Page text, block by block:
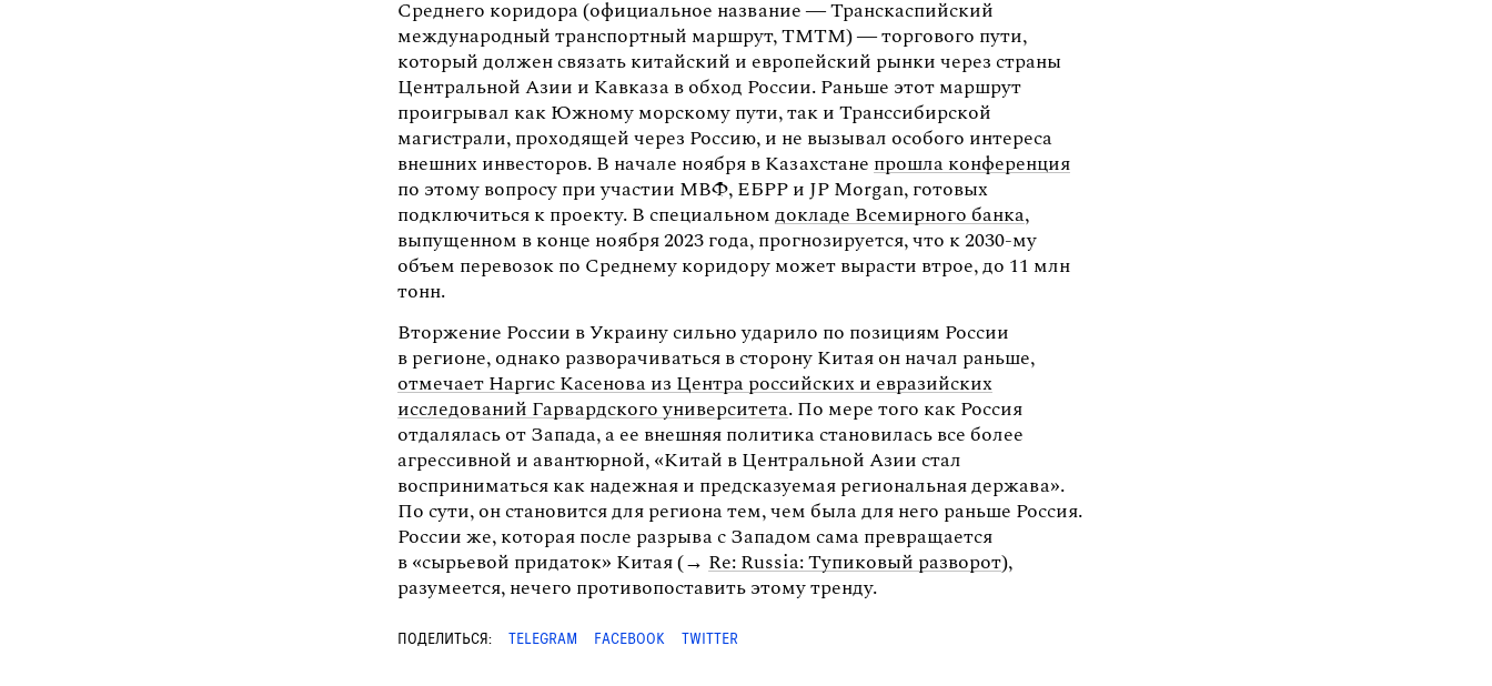
Среднего коридора (официальное название — Транскаспийский
международный транспортный маршрут, ТМТМ) — торгового пути,
который должен связать китайский и европейский рынки через страны
Центральной Азии и Кавказа в обход России. Раньше этот маршрут
проигрывал как Южному морскому пути, так и Транссибирской
магистрали, проходящей через Россию, и не вызывал особого интереса
внешних инвесторов. В начале ноября в Казахстане прошла конференция
по этому вопросу при участии МВФ, ЕБРР и JP Morgan, готовых
подключиться к проекту. В специальномдокладе Всемирного банка,
выпущенном в конце ноября 2023 года, прогнозируется, что к 2030-му
объем перевозок по Среднему коридору может вырасти втрое, до 11 млн
тонн.
Вторжение России в Украину сильно ударило по позициям России
в регионе, однако разворачиваться в сторону Китая он начал раньше,
отмечает Наргис Касенова из Центра российских и евразийских
исследований Гарвардского университета. По мере того как Россия
отдалялась от Запада, а ее внешняя политика становилась все более
агрессивной и авантюрной, «Китай в Центральной Азии стал
восприниматься как надежная и предсказуемая региональная держава».
По сути, он становится для региона тем, чем была для него раньше Россия.
России же, которая после разрыва с Западом сама превращается
в «сырьевой придаток» Китая (→Re: Russia: Тупиковый разворот),
разумеется, нечего противопоставить этому тренду.
ПОДЕЛИТЬСЯ: TELEGRAM FACEBOOK TWITTER